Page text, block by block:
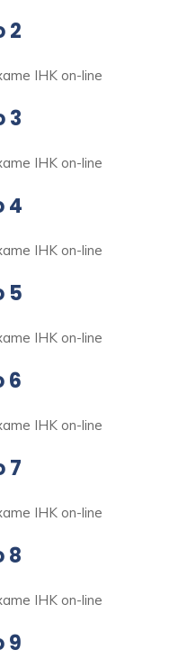
2
3
4
5
6
7
8
9